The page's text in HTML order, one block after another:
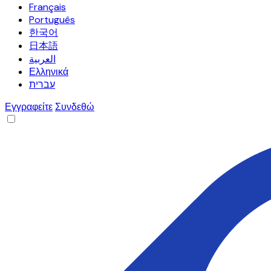
Français
Português
한국어
日本語
العربية
Ελληνικά
עברית
ΕγγραφείτεΣυνδεθώ